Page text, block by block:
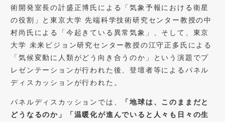
術開発室長の計盛正博氏による「気象予報における衛星
の役割」と東京大学 先端科学技術研究センター教授の中
村尚氏による「今起きている異常気象」、そして、東京
大学 未来ビジョン研究センター教授の江守正多氏による
「気候変動に人類がどう向き合うのか」という演題でプ
レゼンテーションが行われた後、登壇者等によるパネル
ディスカッションが行われた。
パネルディスカッションでは、
「地球は、このままだと
どうなるのか」「温暖化が進んでいると人々も日々の生